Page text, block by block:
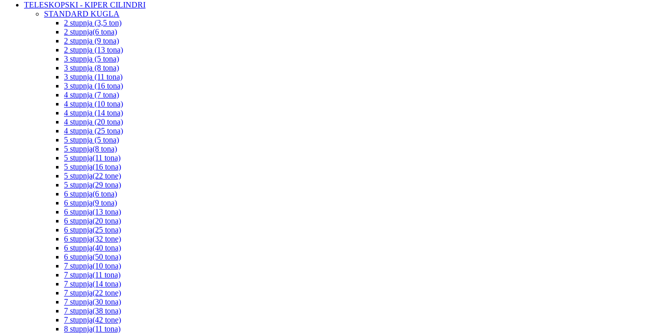
TELESKOPSKI - KIPER CILINDRI
STANDARD KUGLA
2 stupnja (3,5 ton)
2 stupnja(6 tona)
2 stupnja (9 tona)
2 stupnja (13 tona)
3 stupnja (5 tona)
3 stupnja (8 tona)
3 stupnja (11 tona)
3 stupnja (16 tona)
4 stupnja (7 tona)
4 stupnja (10 tona)
4 stupnja (14 tona)
4 stupnja (20 tona)
4 stupnja (25 tona)
5 stupnja (5 tona)
5 stupnja(8 tona)
5 stupnja(11 tona)
5 stupnja(16 tona)
5 stupnja(22 tone)
5 stupnja(29 tona)
6 stupnja(6 tona)
6 stupnja(9 tona)
6 stupnja(13 tona)
6 stupnja(20 tona)
6 stupnja(25 tona)
6 stupnja(32 tone)
6 stupnja(40 tona)
6 stupnja(50 tona)
7 stupnja(10 tona)
7 stupnja(11 tona)
7 stupnja(14 tona)
7 stupnja(22 tone)
7 stupnja(30 tona)
7 stupnja(38 tona)
7 stupnja(42 tone)
8 stupnja(11 tona)